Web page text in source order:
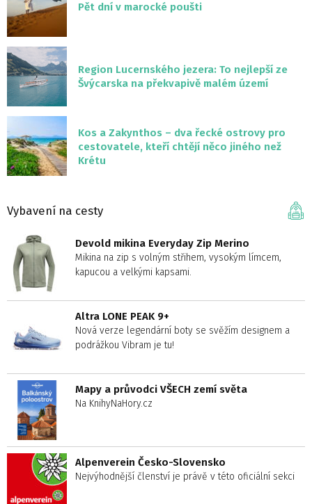
Pět dní v marocké poušti
Region Lucernského jezera: To nejlepší ze
Švýcarska na překvapivě malém území
Kos a Zakynthos – dva řecké ostrovy pro
cestovatele, kteří chtějí něco jiného než
Krétu
Vybavení na cesty
Devold mikina Everyday Zip Merino
Mikina na zip s volným střihem, vysokým límcem,
kapucou a velkými kapsami.
Altra LONE PEAK 9+
Nová verze legendární boty se svěžím designem a
podrážkou Vibram je tu!
Mapy a průvodci VŠECH zemí světa
Na KnihyNaHory.cz
Alpenverein Česko-Slovensko
Nejvýhodnější členství je právě v této oficiální sekci